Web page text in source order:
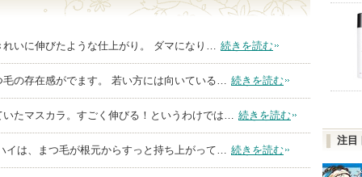
れいに伸びたような仕上がり。 ダマになり… 続きを読む
毛の存在感がでます。 若い方には向いている… 続きを読む
いたマスカラ。すごく伸びる！というわけでは… 続きを読む
イは、まつ毛が根元からすっと持ち上がって… 続きを読む
注目